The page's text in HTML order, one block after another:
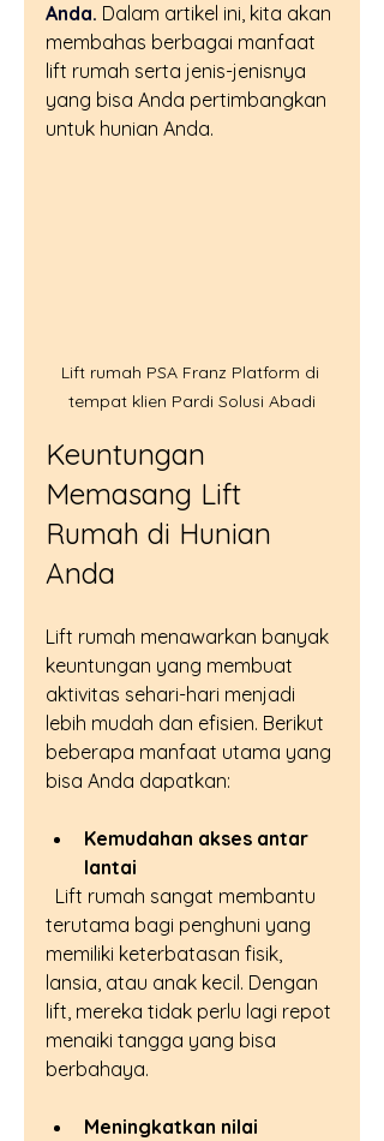
Anda. Dalam artikel ini, kita akan
membahas berbagai manfaat
lift rumah serta jenis-jenisnya
yang bisa Anda pertimbangkan
untuk hunian Anda.
Lift rumah PSA Franz Platform di
tempat klien Pardi Solusi Abadi
Keuntungan
Memasang Lift
Rumah di Hunian
Anda
Lift rumah menawarkan banyak
keuntungan yang membuat
aktivitas sehari-hari menjadi
lebih mudah dan efisien. Berikut
beberapa manfaat utama yang
bisa Anda dapatkan:
Kemudahan akses antar
lantai
terutama bagi penghuni yang
memiliki keterbatasan fisik,
lansia, atau anak kecil. Dengan
lift, mereka tidak perlu lagi repot
menaiki tangga yang bisa
berbahaya.
Meningkatkan nilai